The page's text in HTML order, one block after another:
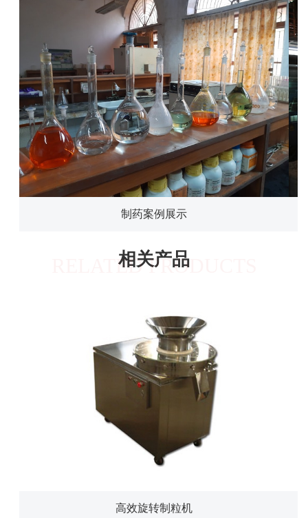
制药案例展示
相关产品
RELATED PRODUCTS
高效旋转制粒机